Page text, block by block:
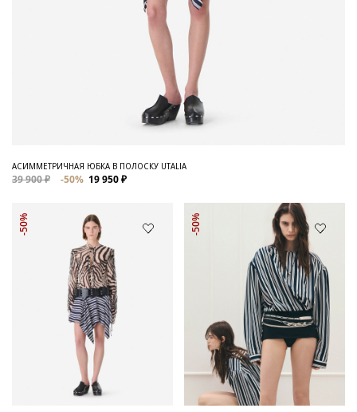
АСИММЕТРИЧНАЯ ЮБКА В ПОЛОСКУ UTALIA
39 900 ₽ -50% 19 950 ₽
-50% -50%